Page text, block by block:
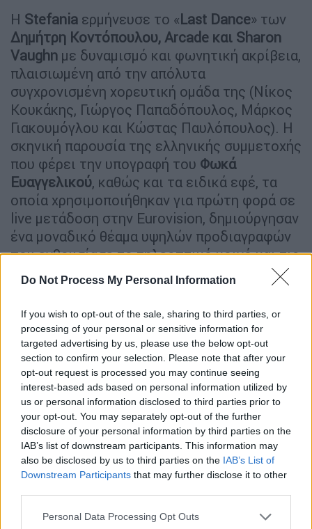
Do Not Process My Personal Information
If you wish to opt-out of the sale, sharing to third parties, or
processing of your personal or sensitive information for
targeted advertising by us, please use the below opt-out
section to confirm your selection. Please note that after your
opt-out request is processed you may continue seeing
interest-based ads based on personal information utilized by
us or personal information disclosed to third parties prior to
your opt-out. You may separately opt-out of the further
disclosure of your personal information by third parties on the
IAB’s list of downstream participants. This information may
also be disclosed by us to third parties on the IAB’s List of
Downstream Participants that may further disclose it to other
Please note that this website/app uses one or more Google
Personal Data Processing Opt Outs
Η Stefania ερμήνευσε το «Last Dance» των
Δημήτρη Κοντόπουλου, Arcade και Sharon
Vaughn με δυναμισμό και φωνητική ακρίβεια,
πλαισιωμένη από την απόλυτα
συγχρονισμένη χορευτική ομάδα της (Νίκος
Κουκάκης, Γιώργος Παπαδόπουλος, Μάρκος
Γιακουμόγλου και Κώστας Παυλόπουλος). Η
σκηνική παρουσία της ελληνικής συμμετοχής
που φέρει την υπογραφή του Φωκά
Ευαγγελικού, καθώς και τα ειδικά εφέ, τα
οποία χρησιμοποιήθηκαν για πρώτη φορά σε
live μετάδοση στην Eurovision, δημιούργησαν
ένα μοναδικό θέαμα υψηλών προδιαγραφών
που ενθουσίασε το τηλεοπτικό κοινό και τις
κριτικές επιτροπές.
Τελικό της Eurovision 2021:
video